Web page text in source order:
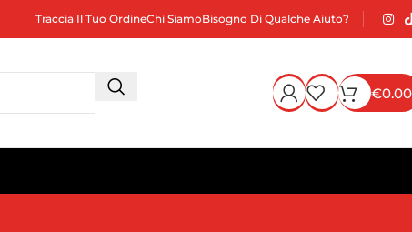
Traccia Il Tuo OrdineChi SiamoBisogno Di Qualche Aiuto?
€0.00